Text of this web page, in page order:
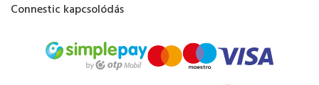
Connestic kapcsolódás